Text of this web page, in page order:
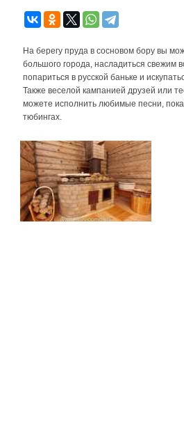
На берегу пруда в сосновом бору вы
большого города, насладиться свежим
попариться в русской баньке и
Также веселой кампанией друзей или
можете исполнить любимые песни,
тюбингах.